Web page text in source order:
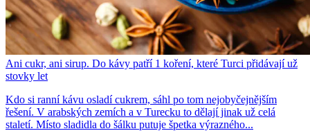
Ani cukr, ani sirup. Do kávy patří 1 koření, které Turci přidávají už
stovky let
Kdo si ranní kávu osladí cukrem, sáhl po tom nejobyčejnějším
řešení. V arabských zemích a v Turecku to dělají jinak už celá
staletí. Místo sladidla do šálku putuje špetka výrazného...